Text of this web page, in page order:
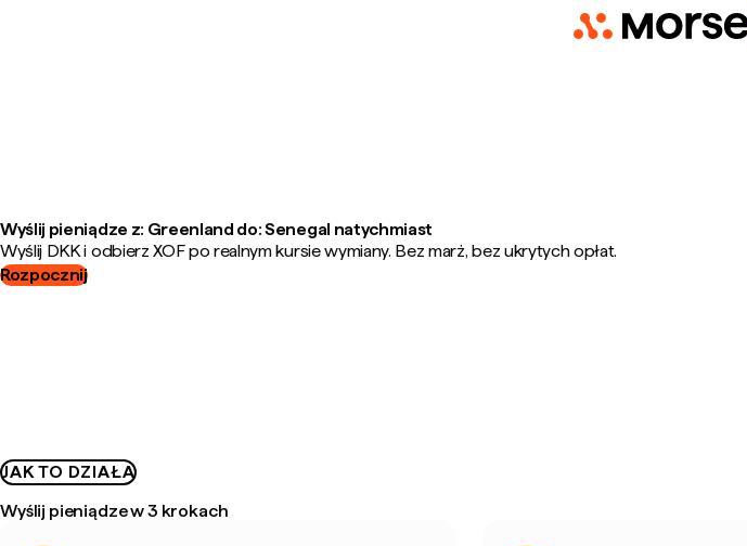
Wyślij pieniądze z: Greenland do: Senegal natychmiast
Wyślij DKK i odbierz XOF po realnym kursie wymiany. Bez marż, bez ukrytych opłat.
Rozpocznij
JAK TO DZIAŁA
Wyślij pieniądze w 3 krokach